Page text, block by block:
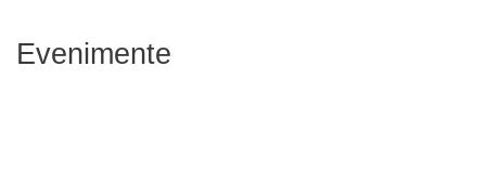
Evenimente